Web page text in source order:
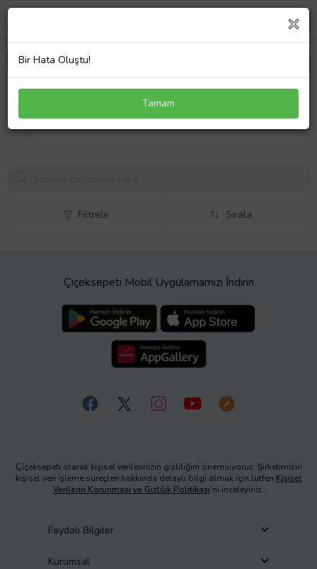
Parti Aksesuar I Love You Folyo Balon Gümüş Renk
300,43 TL
Filtrele Sırala
Çiçeksepeti Mobil Uygulamamızı İndirin
Çiçeksepeti olarak kişisel verilerinizin gizliliğini önemsiyoruz. Şirketimizin
kişisel veri işleme süreçleri hakkında detaylı bilgi almak için lütfen Kişisel
Verilerin Korunması ve Gizlilik Politikası’nı inceleyiniz.
Faydalı Bilgiler
Kurumsal
Bir Hata Oluştu!
Tamam